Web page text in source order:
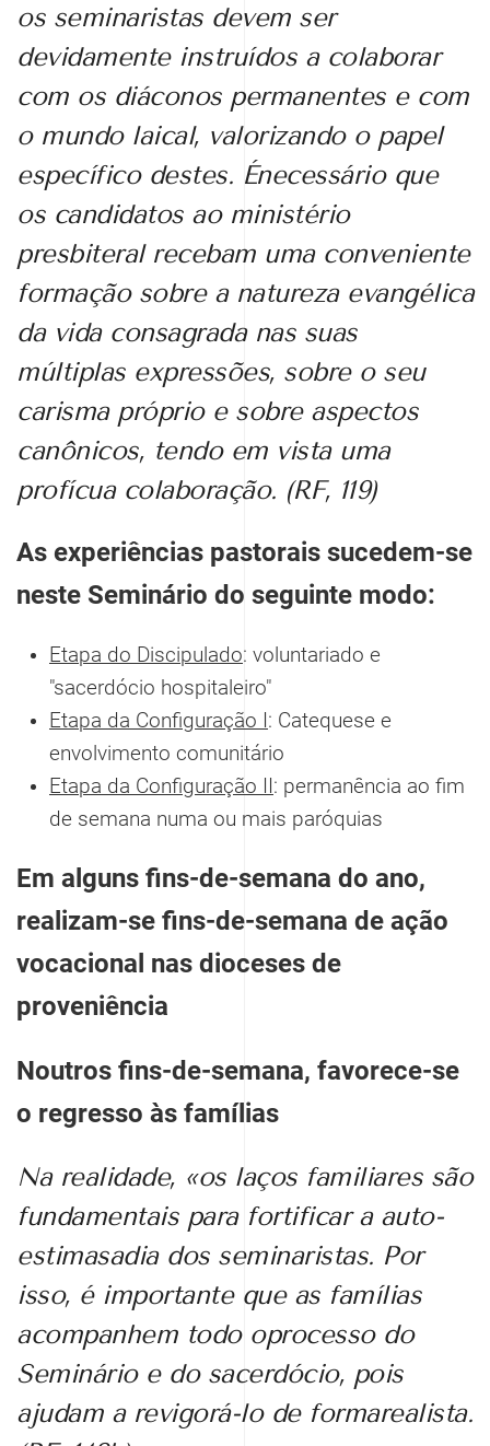
os seminaristas devem ser
devidamente instruídos a colaborar
com os diáconos permanentes e com
o mundo laical, valorizando o papel
específico destes. Énecessário que
os candidatos ao ministério
presbiteral recebam uma conveniente
formação sobre a natureza evangélica
da vida consagrada nas suas
múltiplas expressões, sobre o seu
carisma próprio e sobre aspectos
canônicos, tendo em vista uma
profícua colaboração. (RF, 119)
As experiências pastorais sucedem-se
neste Seminário do seguinte modo:
Etapa do Discipulado: voluntariado e
"sacerdócio hospitaleiro"
Etapa da Configuração I : Catequese e
envolvimento comunitário
Etapa da Configuração II : permanência ao fim
de semana numa ou mais paróquias
Em alguns fins-de-semana do ano,
realizam-se fins-de-semana de ação
vocacional nas dioceses de
proveniência
Noutros fins-de-semana, favorece-se
o regresso às famílias
Na realidade, «os laços familiares são
fundamentais para fortificar a auto-
estimasadia dos seminaristas. Por
isso, é importante que as famílias
acompanhem todo oprocesso do
Seminário e do sacerdócio, pois
ajudam a revigorá-lo de formarealista.